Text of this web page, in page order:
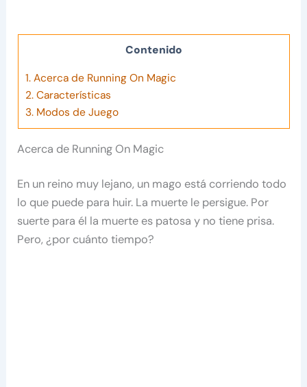
Contenido
1.Acerca de Running On Magic
2.Características
3.Modos de Juego
Acerca de Running On Magic
En un reino muy lejano, un mago está corriendo todo
lo que puede para huir. La muerte le persigue. Por
suerte para él la muerte es patosa y no tiene prisa.
Pero, ¿por cuánto tiempo?